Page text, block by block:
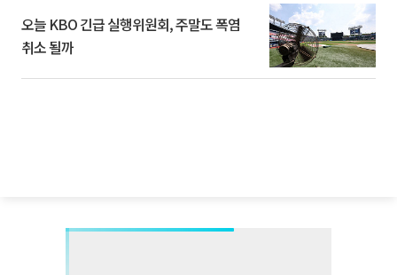
오늘 KBO 긴급 실행위원회, 주말도 폭염
취소 될까